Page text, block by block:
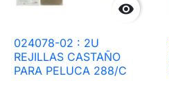

024078-02 : 2U
REJILLAS CASTAÑO
PARA PELUCA 288/C